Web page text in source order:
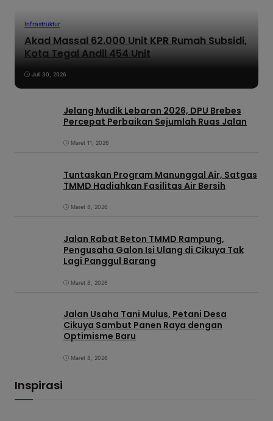
Infrastruktur
Akad Massal 62.000 Unit KPR Rumah Subsidi,
Kota Tegal Andil 454 Unit
Juli 30, 2026
Jelang Mudik Lebaran 2026, DPU Brebes
Percepat Perbaikan Sejumlah Ruas Jalan
Maret 11, 2026
Tuntaskan Program Manunggal Air, Satgas
TMMD Hadiahkan Fasilitas Air Bersih
Maret 8, 2026
Jalan Rabat Beton TMMD Rampung,
Pengusaha Galon Isi Ulang di Cikuya Tak
Lagi Panggul Barang
Maret 8, 2026
Jalan Usaha Tani Mulus, Petani Desa
Cikuya Sambut Panen Raya dengan
Optimisme Baru
Maret 8, 2026
Inspirasi